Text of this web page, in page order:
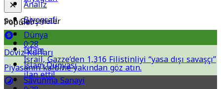
Popüler
Döviz Kurları
Piyasanın kalbine yakından göz atın.
Analiz
Biyografi
Dünya
İslam
İslam Dünyası
Savunma Sanayi
Son Gelişmeler
0:28
İsrail, Gazze’den 1,316 Filistinliyi “yasa dışı savaşçı”
ilan etti!